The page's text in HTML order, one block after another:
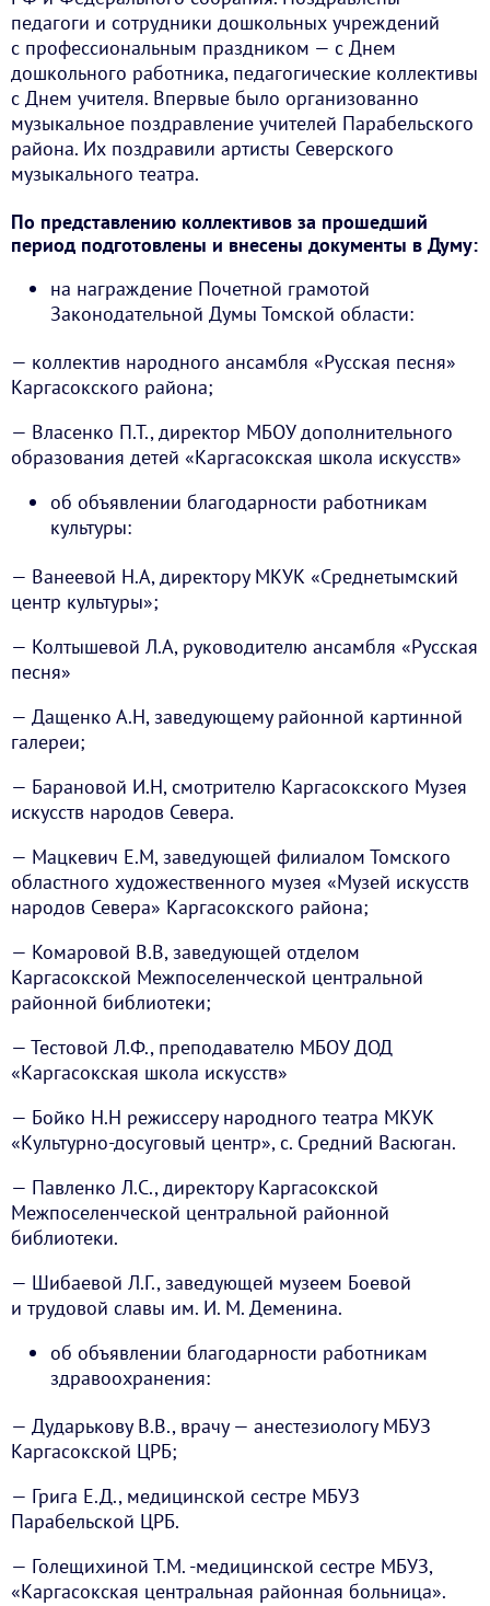
педагоги и сотрудники дошкольных учреждений
с профессиональным праздником — с Днем
дошкольного работника, педагогические коллективы
с Днем учителя. Впервые было организованно
музыкальное поздравление учителей Парабельского
района. Их поздравили артисты Северского
музыкального театра.
По представлению коллективов за прошедший
период подготовлены и внесены документы в Думу:
на награждение Почетной грамотой
Законодательной Думы Томской области:
— коллектив народного ансамбля «Русская песня»
Каргасокского района;
— Власенко П.Т., директор МБОУ дополнительного
образования детей «Каргасокская школа искусств»
об объявлении благодарности работникам
культуры:
— Ванеевой Н.А, директору МКУК «Среднетымский
центр культуры»;
— Колтышевой Л.А, руководителю ансамбля «Русская
песня»
— Дащенко А.Н, заведующему районной картинной
галереи;
— Барановой И.Н, смотрителю Каргасокского Музея
искусств народов Севера.
— Мацкевич Е.М, заведующей филиалом Томского
областного художественного музея «Музей искусств
народов Севера» Каргасокского района;
— Комаровой В.В, заведующей отделом
Каргасокской Межпоселенческой центральной
районной библиотеки;
— Тестовой Л.Ф., преподавателю МБОУ ДОД
«Каргасокская школа искусств»
— Бойко Н.Н режиссеру народного театра МКУК
«Культурно-досуговый центр», с. Средний Васюган.
— Павленко Л.С., директору Каргасокской
Межпоселенческой центральной районной
библиотеки.
— Шибаевой Л.Г., заведующей музеем Боевой
и трудовой славы им. И. М. Деменина.
об объявлении благодарности работникам
здравоохранения:
— Дударькову В.В., врачу — анестезиологу МБУЗ
Каргасокской ЦРБ;
— Грига Е.Д., медицинской сестре МБУЗ
Парабельской ЦРБ.
— Голещихиной Т.М. -медицинской сестре МБУЗ,
«Каргасокская центральная районная больница».